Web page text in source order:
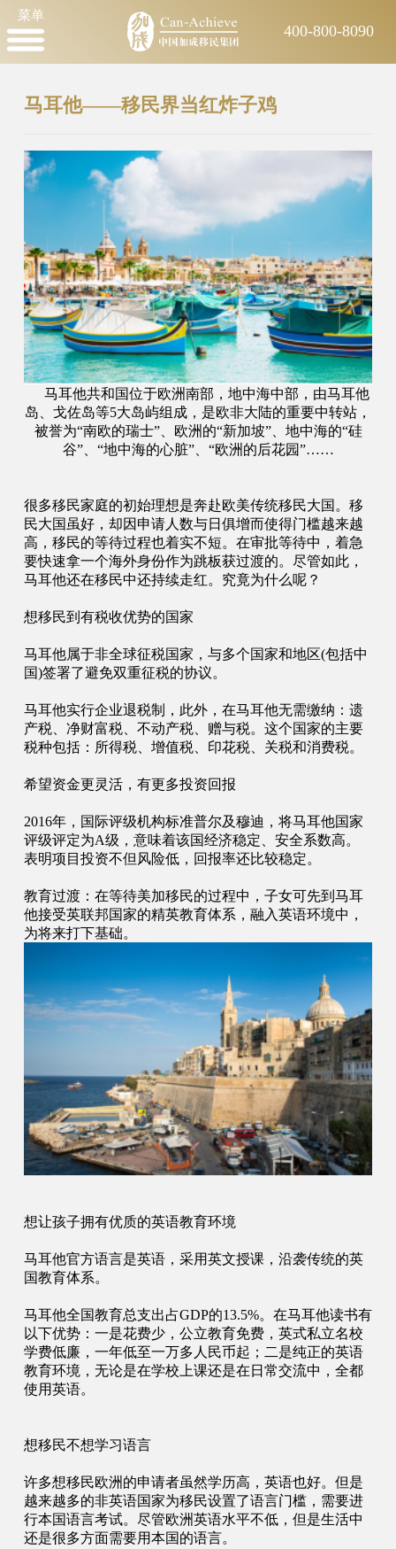
菜单
400-800-8090
马耳他——移民界当红炸子鸡
马耳他共和国位于欧洲南部，地中海中部，由马耳他
岛、戈佐岛等5大岛屿组成，是欧非大陆的重要中转站，
被誉为“南欧的瑞士”、欧洲的“新加坡”、地中海的“硅
谷”、“地中海的心脏”、“欧洲的后花园”……
很多移民家庭的初始理想是奔赴欧美传统移民大国。移
民大国虽好，却因申请人数与日俱增而使得门槛越来越
高，移民的等待过程也着实不短。在审批等待中，着急
要快速拿一个海外身份作为跳板获过渡的。尽管如此，
马耳他还在移民中还持续走红。究竟为什么呢？
想移民到有税收优势的国家
马耳他属于非全球征税国家，与多个国家和地区(包括中
国)签署了避免双重征税的协议。
马耳他实行企业退税制，此外，在马耳他无需缴纳：遗
产税、净财富税、不动产税、赠与税。这个国家的主要
税种包括：所得税、增值税、印花税、关税和消费税。
希望资金更灵活，有更多投资回报
2016年，国际评级机构标准普尔及穆迪，将马耳他国家
评级评定为A级，意味着该国经济稳定、安全系数高。
表明项目投资不但风险低，回报率还比较稳定。
教育过渡：在等待美加移民的过程中，子女可先到马耳
他接受英联邦国家的精英教育体系，融入英语环境中，
为将来打下基础。
想让孩子拥有优质的英语教育环境
马耳他官方语言是英语，采用英文授课，沿袭传统的英
国教育体系。
马耳他全国教育总支出占GDP的13.5%。在马耳他读书有
以下优势：一是花费少，公立教育免费，英式私立名校
学费低廉，一年低至一万多人民币起；二是纯正的英语
教育环境，无论是在学校上课还是在日常交流中，全都
使用英语。
想移民不想学习语言
许多想移民欧洲的申请者虽然学历高，英语也好。但是
越来越多的非英语国家为移民设置了语言门槛，需要进
行本国语言考试。尽管欧洲英语水平不低，但是生活中
还是很多方面需要用本国的语言。